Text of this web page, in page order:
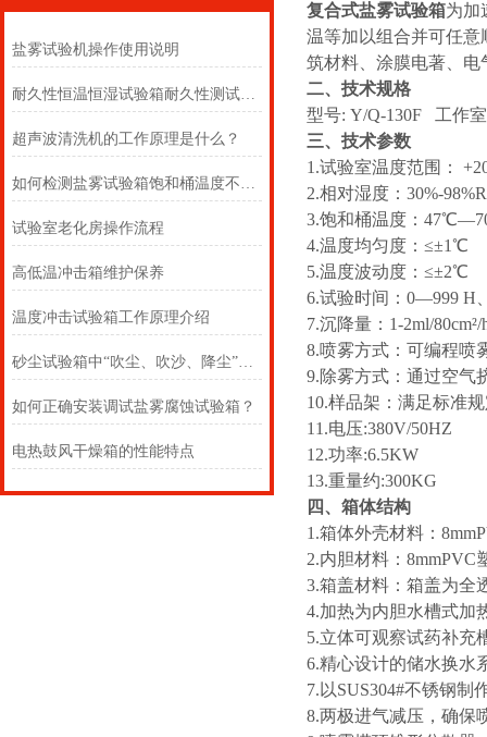
盐雾试验机操作使用说明
耐久性恒温恒湿试验箱耐久性测试的关键
超声波清洗机的工作原理是什么？
如何检测盐雾试验箱饱和桶温度不达标
试验室老化房操作流程
高低温冲击箱维护保养
温度冲击试验箱工作原理介绍
砂尘试验箱中“吹尘、吹沙、降尘”三种试验对于风速的要求
如何正确安装调试盐雾腐蚀试验箱？
电热鼓风干燥箱的性能特点
复合式盐雾试验箱为加
温等加以组合并可任
筑材料、涂膜电著、电
二、技术规格
型号: Y/Q-130F 工作
三、技术参数
1.试验室温度范围：
2.相对湿度：30%-
3.饱和桶温度：
4.温度均匀度：≤±1℃
5.温度波动度：≤±2℃
6.试验时间：0—999 H
7.沉降量：1-2ml/80cm²/
8.喷雾方式：可编程喷
9.除雾方式：通过空气
10.样品架：满足标准
11.电压:380V/50HZ
12.功率:6.5KW
13.重量约:300KG
四、箱体结构
1.箱体外壳材料：
2.内胆材料：8mmPVC
3.箱盖材料：箱盖为全
4.加热为内胆水槽式加
5.立体可观察试药补充
6.精心设计的储水换水
7.以SUS304#不锈钢
8.两极进气减压，确保